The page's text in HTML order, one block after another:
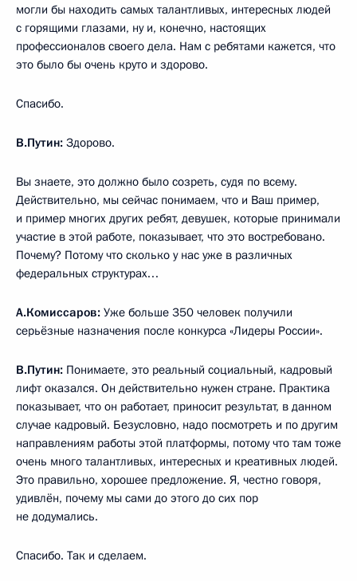
могли бы находить самых талантливых, интересных людей
с горящими глазами, ну и, конечно, настоящих
профессионалов своего дела. Нам с ребятами кажется, что
это было бы очень круто и здорово.
Спасибо.
В.Путин: Здорово.
Вы знаете, это должно было созреть, судя по всему.
Действительно, мы сейчас понимаем, что и Ваш пример,
и пример многих других ребят, девушек, которые принимали
участие в этой работе, показывает, что это востребовано.
Почему? Потому что сколько у нас уже в различных
федеральных структурах…
А.Комиссаров: Уже больше 350 человек получили
серьёзные назначения после конкурса «Лидеры России».
В.Путин: Понимаете, это реальный социальный, кадровый
лифт оказался. Он действительно нужен стране. Практика
показывает, что он работает, приносит результат, в данном
случае кадровый. Безусловно, надо посмотреть и по другим
направлениям работы этой платформы, потому что там тоже
очень много талантливых, интересных и креативных людей.
Это правильно, хорошее предложение. Я, честно говоря,
удивлён, почему мы сами до этого до сих пор
не додумались.
Спасибо. Так и сделаем.